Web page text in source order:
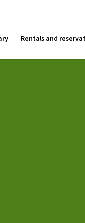
Rentals and
ESPLAI